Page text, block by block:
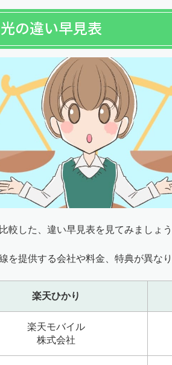
の違い早見表
較した、違い早見表を見てみましょう
を提供する会社や料金、特典が異なり
楽天ひかり
楽天モバイル
株式会社